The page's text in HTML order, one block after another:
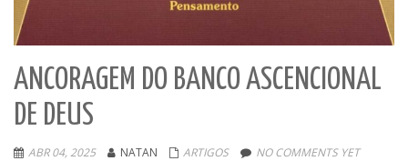
ANCORAGEM DO BANCO ASCENCIONAL
DE DEUS
ABR 04, 2025 NATAN ARTIGOS NO COMMENTS YET